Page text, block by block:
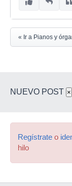
« Ir a Pianos y
NUEVO POST ×
Regístrate o
hilo